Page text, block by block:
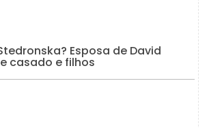
Esposa de David
casado e filhos